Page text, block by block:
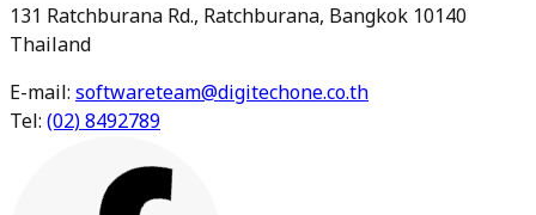
131 Ratchburana Rd., Ratchburana, Bangkok 10140
Thailand
E-mail: softwareteam@digitechone.co.th
Tel: (02) 8492789